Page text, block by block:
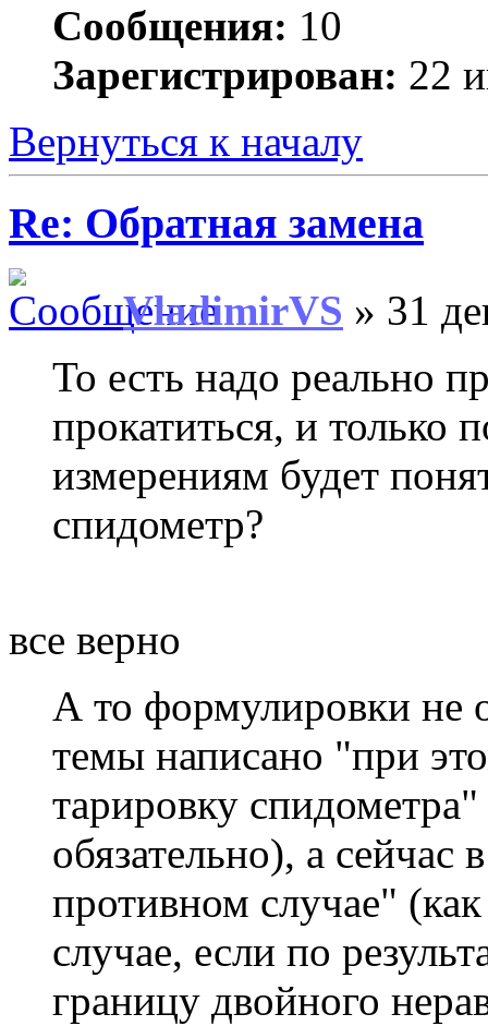
Сообщения: 10
Зарегистрирован: 22
Вернуться к началу
Re: Обратная замена
VladimirVS » 31
То есть надо реально
прокатиться, и только
измерениям будет
спидометр?
все верно
А то формулировки не
темы написано "при
тарировку спидометра"
обязательно), а сейчас
противном случае"
случае, если по
границу двойного